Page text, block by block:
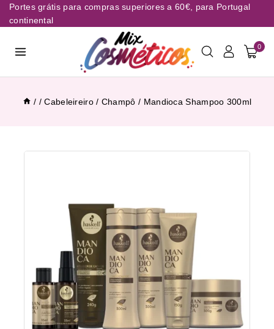
Portes grátis para compras superiores a 60€, para Portugal
continental
0
/ / Cabeleireiro / Champô / Mandioca Shampoo 300ml